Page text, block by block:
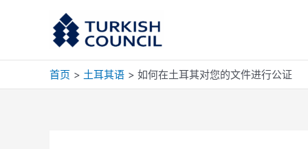
容
首页
土耳其语 如何在土耳其对您的文件进行公证